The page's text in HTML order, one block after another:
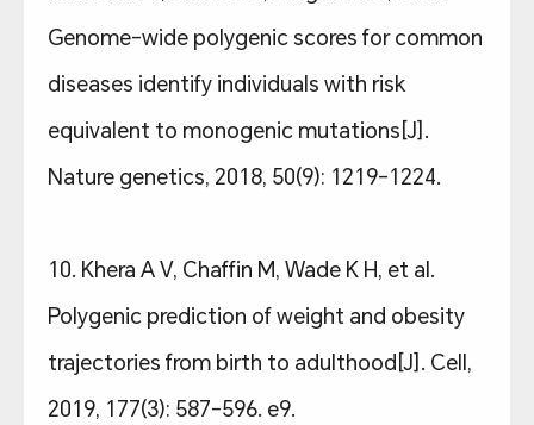
Genome-wide polygenic scores for common
diseases identify individuals with risk
equivalent to monogenic mutations[J].
Nature genetics, 2018, 50(9): 1219-1224.
10. Khera A V, Chaffin M, Wade K H, et al.
Polygenic prediction of weight and obesity
trajectories from birth to adulthood[J]. Cell,
2019, 177(3): 587-596. e9.